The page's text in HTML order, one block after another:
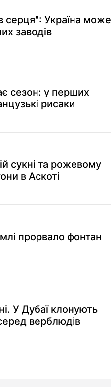
серця": Україна може
заводів
сезон: у перших
рисаки
сукні та рожевому
в Аскоті
прорвало фонтан
У Дубаї клонують
верблюдів